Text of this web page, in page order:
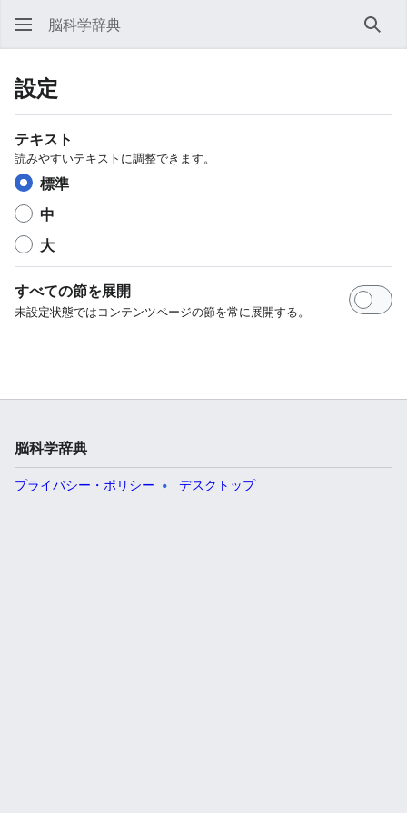
脳科学辞典 検索
設定
テキスト
読みやすいテキストに調整できます。
標準
中
大
すべての節を展開
未設定状態ではコンテンツページの節を常に展開する。
脳科学辞典
プライバシー・ポリシー デスクトップ